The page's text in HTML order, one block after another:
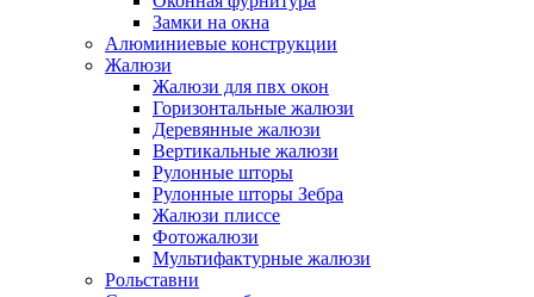
Замки на окна
Алюминиевые конструкции
Жалюзи
Жалюзи для пвх окон
Горизонтальные жалюзи
Деревянные жалюзи
Вертикальные жалюзи
Рулонные шторы
Рулонные шторы Зебра
Жалюзи плиссе
Фотожалюзи
Мультифактурные жалюзи
Рольставни